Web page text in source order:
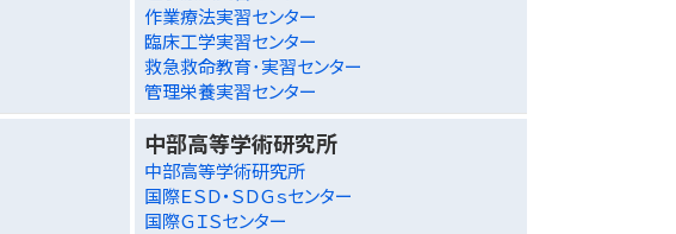
作業療法実習センター
臨床工学実習センター
救急救命教育･実習センター
管理栄養実習センター
中部高等学術研究所
中部高等学術研究所
国際ＥＳＤ・ＳＤＧｓセンター
国際ＧＩＳセンター